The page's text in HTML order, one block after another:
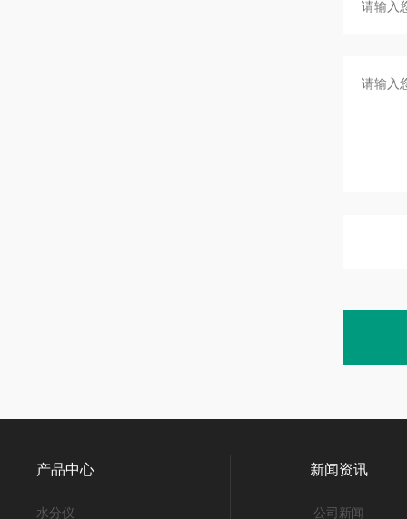
产品中心
水分仪
新闻资讯
公司新闻